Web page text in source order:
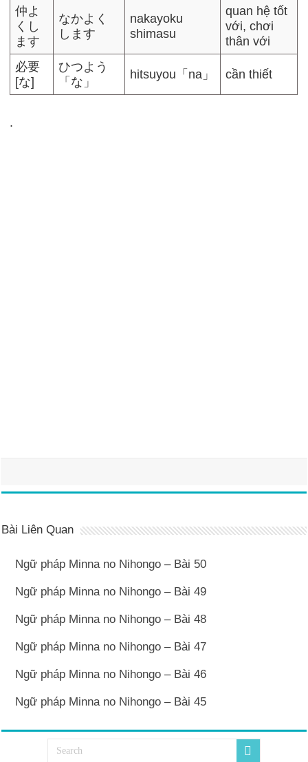
仲よ
くし
ます
なかよく
します
nakayoku
shimasu
quan hệ tốt
với, chơi
thân với
必要
[な]
ひつよう
「な」
hitsuyou「na」 cần thiết
.
Bài Liên Quan
Ngữ pháp Minna no Nihongo – Bài 50
Ngữ pháp Minna no Nihongo – Bài 49
Ngữ pháp Minna no Nihongo – Bài 48
Ngữ pháp Minna no Nihongo – Bài 47
Ngữ pháp Minna no Nihongo – Bài 46
Ngữ pháp Minna no Nihongo – Bài 45